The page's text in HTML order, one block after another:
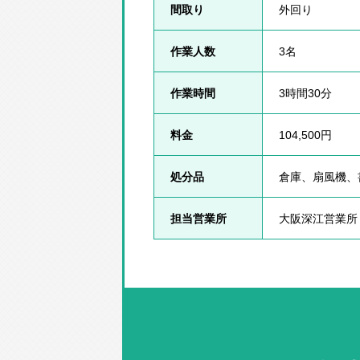
間取り 外回り
作業人数 3名
作業時間 3時間30分
料金 104,500円
処分品 倉庫、扇風機
担当営業所 大阪深江営業所